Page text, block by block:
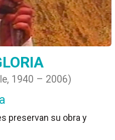
1940 – 2006)
preservan su obra y